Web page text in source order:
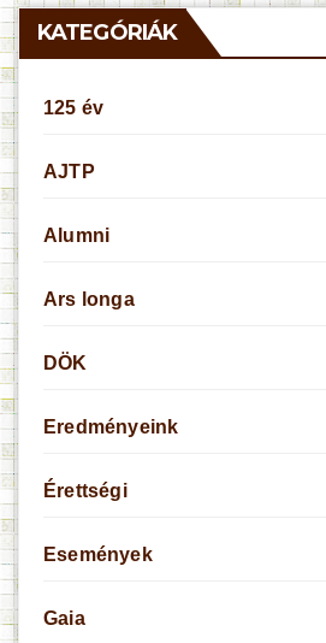
KATEGÓRIÁK
125 év
AJTP
Alumni
Ars longa
DÖK
Eredményeink
Érettségi
Események
Gaia